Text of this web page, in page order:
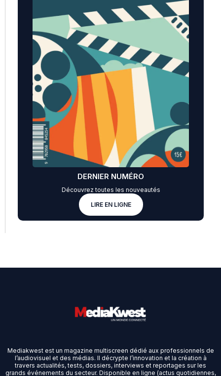
DERNIER NUMÉRO
Découvrez toutes les nouveautés
LIRE EN LIGNE
Mediakwest est un magazine multiscreen dédié aux professionnels de
l’audiovisuel et des médias. Il décrypte l’innovation et la création à
travers actualités, tests, dossiers, interviews et reportages sur les
grands événements du secteur. Disponible en ligne (actus quotidiennes,